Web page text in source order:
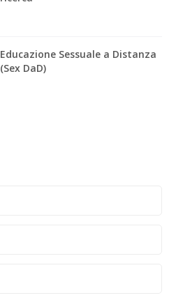
Educazione Sessuale a Distanza
(Sex DaD)